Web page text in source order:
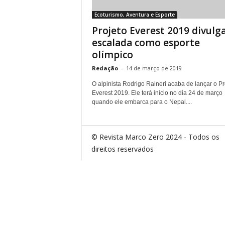
Ecoturismo, Aventura e Esporte
Projeto Everest 2019
escalada como esporte
olímpico
Redação - 14 de março de 2019
O alpinista Rodrigo Raineri acaba de lançar o
Everest 2019. Ele terá início no dia 24 de março
quando ele embarca para o Nepal....
© Revista Marco Zero 2024 - Todos os
direitos reservados